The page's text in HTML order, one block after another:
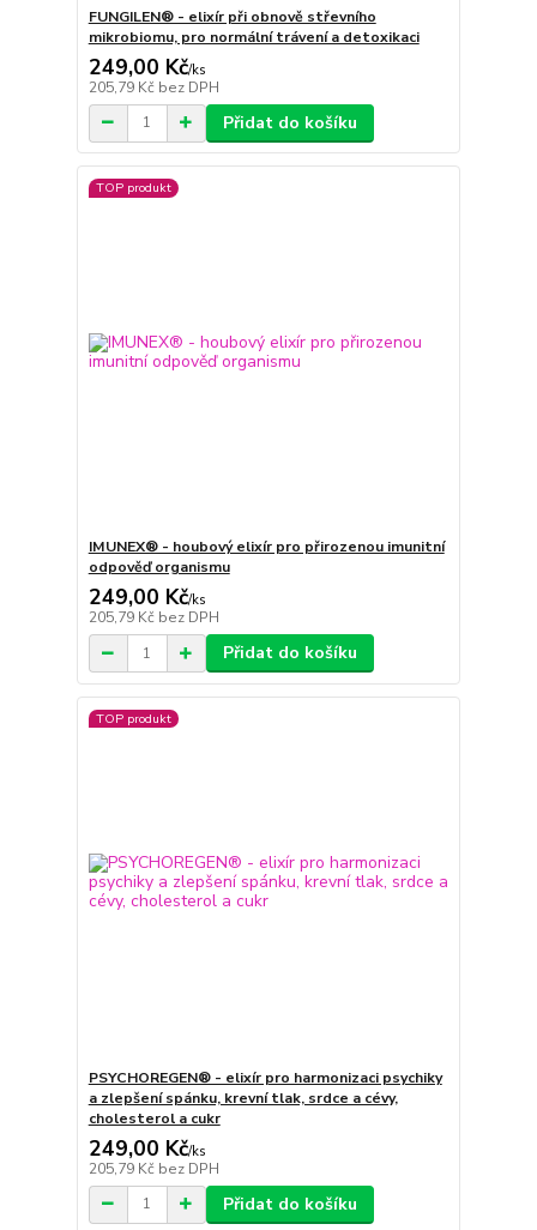
FUNGILEN® - elixír při obnově střevního
mikrobiomu, pro normální trávení a detoxikaci
249,00 Kč/ks
205,79 Kč bez DPH
Přidat do košíku
TOP produkt
IMUNEX® - houbový elixír pro přirozenou imunitní
odpověď organismu
249,00 Kč/ks
205,79 Kč bez DPH
Přidat do košíku
TOP produkt
PSYCHOREGEN® - elixír pro harmonizaci psychiky
a zlepšení spánku, krevní tlak, srdce a cévy,
cholesterol a cukr
249,00 Kč/ks
205,79 Kč bez DPH
Přidat do košíku